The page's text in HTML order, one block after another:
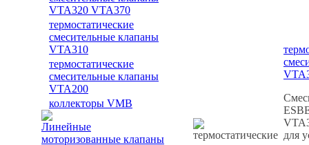
VTA320 VTA370
термостатические
смесительные клапаны
VTA310
термостатические
смесительные клапаны
VTA200
коллекторы VMB
Линейные
моторизованные клапаны
для